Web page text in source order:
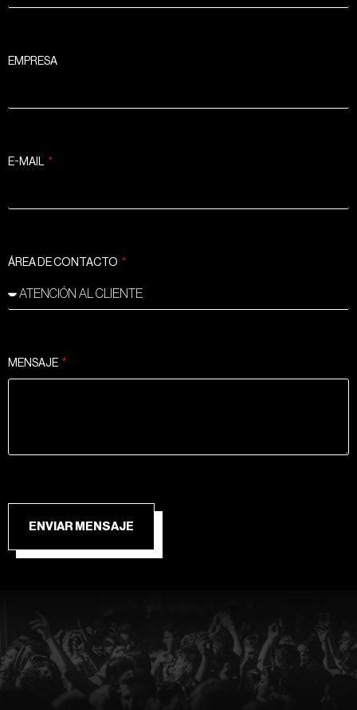
EMPRESA
E-MAIL
ÁREA DE CONTACTO
MENSAJE
ENVIAR MENSAJE